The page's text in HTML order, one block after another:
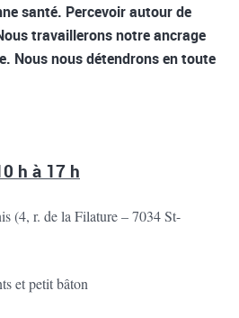
santé. Percevoir autour de
travaillerons notre ancrage
Nous nous détendrons en toute
h à 17 h
(4, r. de la Filature – 7034 St-
et petit bâton